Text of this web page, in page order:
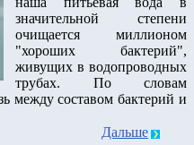
значительной степени
очищается миллионом
"хороших бактерий",
живущих в водопроводных
трубах. По словам
между составом бактерий и
Дальше